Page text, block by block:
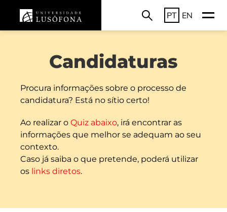
PT EN
Candidaturas
Procura informações sobre o processo de
candidatura? Está no sítio certo!
Ao realizar o Quiz abaixo, irá encontrar as
informações que melhor se adequam ao seu
contexto.
Caso já saiba o que pretende, poderá utilizar
os links diretos.